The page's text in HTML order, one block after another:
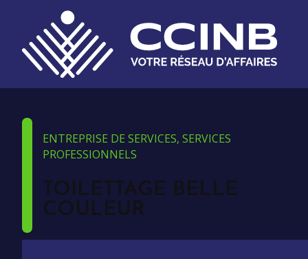
ENTREPRISE DE SERVICES, SERVICES
PROFESSIONNELS
TOILETTAGE BELLE
COULEUR